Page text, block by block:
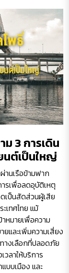
3 การเดิน
นต์เป็นใหญ่
านเรือข้ามฟาก
รเพื่อลดอุบัติเหตุ
เป็นสัดส่วนผู้เสีย
เทศไทย แม้
หมายเพื่อความ
และเพิ่มความเสี่ยง
างเลือกที่ปลอดภัย
วลาให้บริการ
บบเมือง และ